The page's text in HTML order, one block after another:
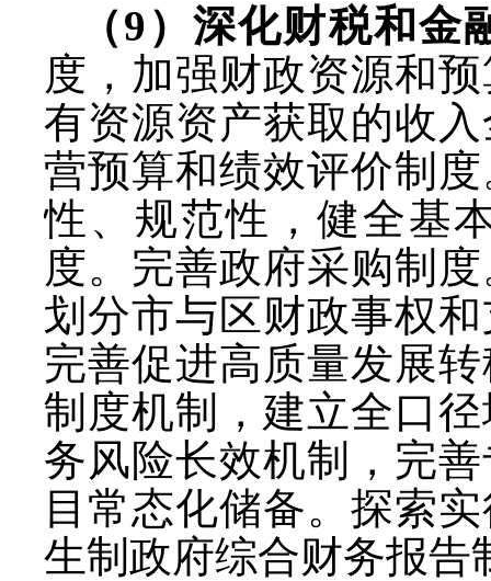
（9）深化财税和金
度，加强财政资源和
有资源资产获取的收
营预算和绩效评价制
性、规范性，健全基
度。完善政府采购制
划分市与区财政事权
完善促进高质量发展
制度机制，建立全口
务风险长效机制，完
目常态化储备。探索
生制政府综合财务报告